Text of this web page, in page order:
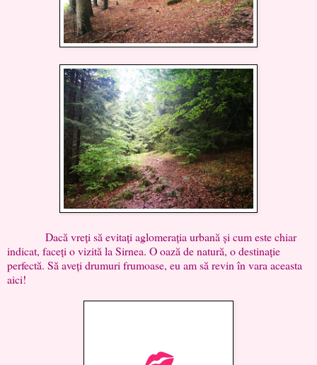
Dacă vreți să evitați aglomerația urbană și cum este chiar
indicat, faceți o vizită la Sirnea. O oază de natură, o destinație
perfectă. Să aveți drumuri frumoase, eu am să revin în vara aceasta
aici!